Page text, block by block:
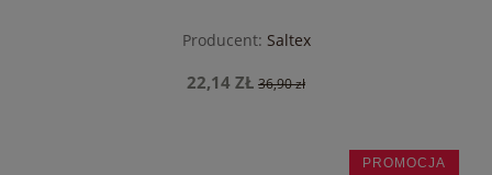
Producent: Saltex
22,14 ZŁ 36,90 zł
PROMOCJA